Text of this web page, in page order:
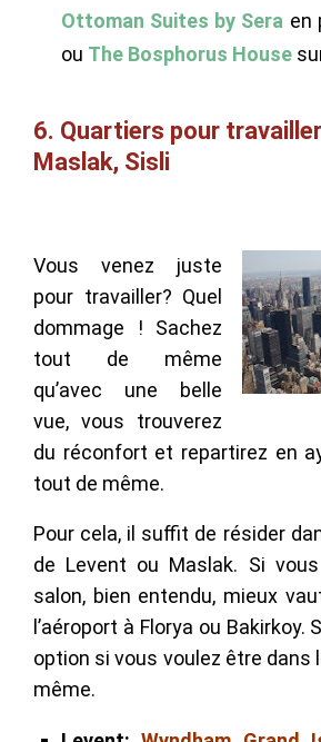
Ottoman Suites by Sera en
ou The Bosphorus House
6. Quartiers pour
Maslak, Sisli
Vous venez juste
pour travailler? Quel
dommage ! Sachez
tout de même
qu’avec une belle
vue, vous trouverez
du réconfort et repartirez en
tout de même.
Pour cela, il suffit de résider
de Levent ou Maslak. Si
salon, bien entendu, mieux
l’aéroport à Florya ou Bakirkoy.
option si vous voulez être dans
même.